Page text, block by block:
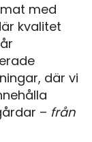
med
kvalitet
där vi
– från